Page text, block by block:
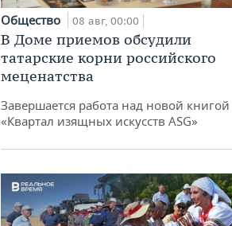
Общество 08 авг, 00:00
В Доме приемов обсудили
татарские корни российского
меценатства
Завершается работа над новой книгой
«Квартал изящных искусств ASG»